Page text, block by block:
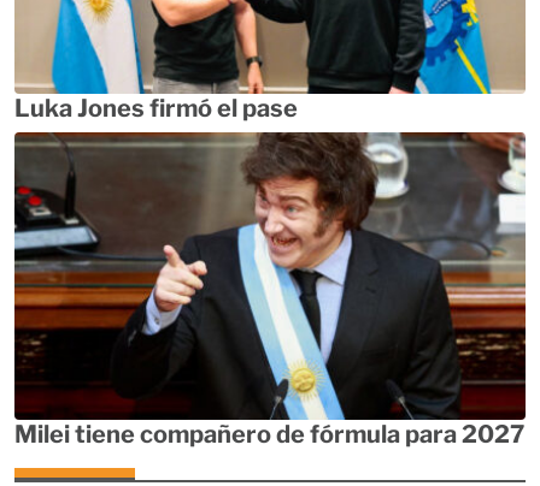
Luka Jones firmó el pase
Milei tiene compañero de fórmula para 2027